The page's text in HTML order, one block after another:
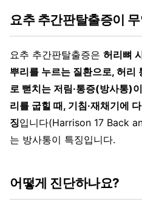
요추 추간판탈출증이
요추 추간판탈출증은 허리뼈
뿌리를 누르는 질환으로, 허리
로 뻗치는 저림·통증(방사통)
리를 굽힐 때, 기침·재채기에
징입니다(Harrison 17 Back
는 방사통이 특징입니다.
어떻게 진단하나요?